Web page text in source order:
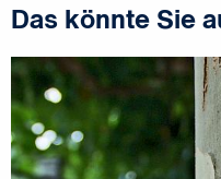
Das könnte Sie